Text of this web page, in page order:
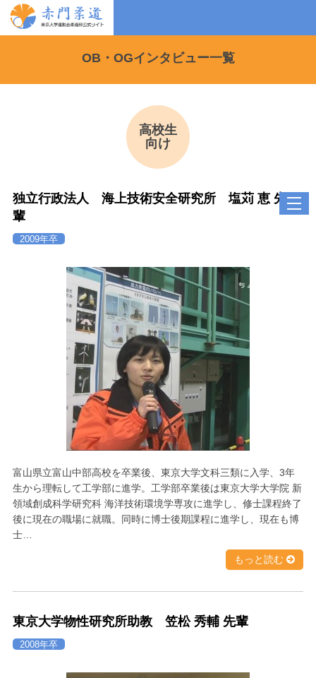
OB・OGインタビュー一覧
高校生
向け
独立行政法人 海上技術安全研究所 塩苅 恵 先
輩
2009年卒
富山県立富山中部高校を卒業後、東京大学文科三類に入学、3年
生から理転して工学部に進学。工学部卒業後は東京大学大学院 新
領域創成科学研究科 海洋技術環境学専攻に進学し、修士課程終了
後に現在の職場に就職。同時に博士後期課程に進学し、現在も博
士…
もっと読む
東京大学物性研究所助教 笠松 秀輔 先輩
2008年卒